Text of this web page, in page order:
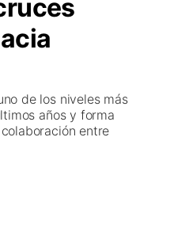
de los niveles más
años y forma
entre